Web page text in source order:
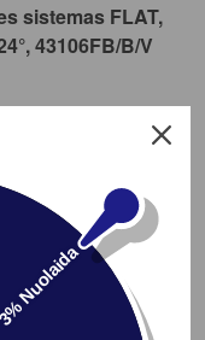
sistemas FLAT,
43106FB/B/V
3% Nuolaida